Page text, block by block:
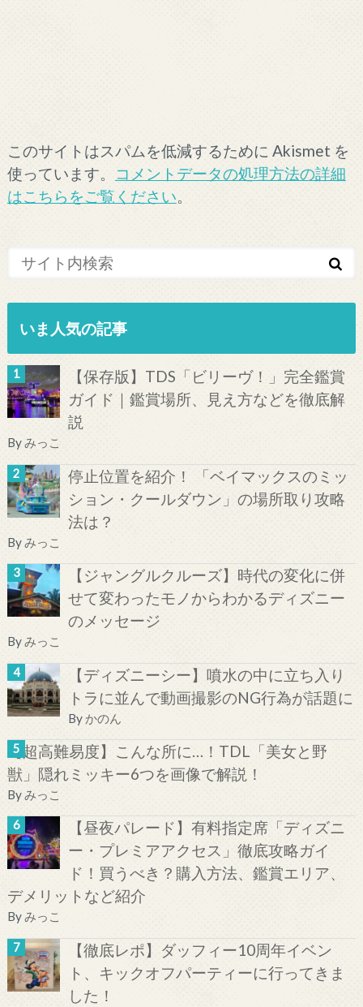
このサイトはスパムを低減するために Akismet を
使っています。
コメントデータの処理方法の詳細
はこちらをご覧ください。
いま人気の記事
【保存版】TDS「ビリーヴ！」完全鑑賞
ガイド｜鑑賞場所、見え方などを徹底解
説
Byみっこ
停止位置を紹介！ 「ベイマックスのミッ
ション・クールダウン」の場所取り攻略
法は？
Byみっこ
【ジャングルクルーズ】時代の変化に併
せて変わったモノからわかるディズニー
のメッセージ
Byみっこ
【ディズニーシー】噴水の中に立ち入り
トラに並んで動画撮影のNG行為が話題に
By かのん
【超高難易度】こんな所に…！TDL「美女と野
獣」隠れミッキー6つを画像で解説！
Byみっこ
【昼夜パレード】有料指定席「ディズニ
ー・プレミアアクセス」徹底攻略ガイ
ド！買うべき？購入方法、鑑賞エリア、
デメリットなど紹介
Byみっこ
【徹底レポ】ダッフィー10周年イベン
ト、キックオフパーティーに行ってきま
した！